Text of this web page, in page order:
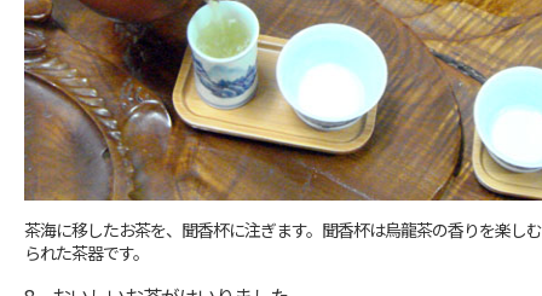
茶海に移したお茶を、聞香杯に注ぎます。聞香杯は烏龍茶の香りを楽し
られた茶器です。